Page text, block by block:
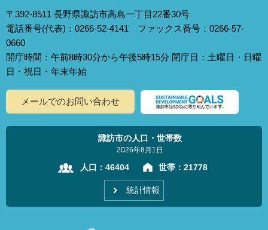
〒392-8511 長野県諏訪市高島一丁目22番30号
電話番号(代表)：0266-52-4141 ファックス番号：0266-57-
0660
開庁時間：午前8時30分から午後5時15分 閉庁日：土曜日・日曜
日・祝日・年末年始
メールでのお問い合わせ
諏訪市の人口・世帯数
2026年8月1日
人口： 46404 世帯： 21778
統計情報